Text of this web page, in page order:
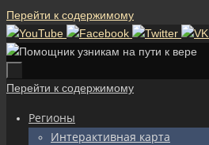
Перейти к содержимому
Перейти к содержимому
Регионы
Интерактивная карта